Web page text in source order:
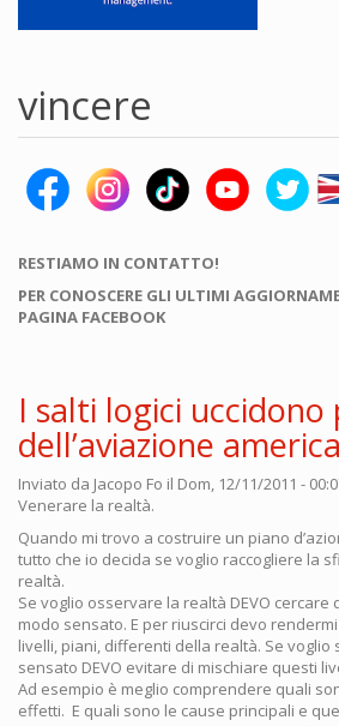
vincere
RESTIAMO IN CONTATTO!
PER CONOSCERE GLI ULTIMI
PAGINA FACEBOOK
I salti logici uccidono
dell’aviazione
Inviato da Jacopo Fo il Dom, 12/11/2011 -
Venerare la realtà.
Quando mi trovo a costruire un piano
tutto che io decida se voglio raccogliere la
realtà.
Se voglio osservare la realtà DEVO cercare
modo sensato. E per riuscirci devo
livelli, piani, differenti della realtà. Se
sensato DEVO evitare di mischiare questi
Ad esempio è meglio comprendere quali
effetti. E quali sono le cause principali e